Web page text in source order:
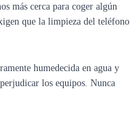
más cerca para coger algún
que la limpieza del teléfono
humedecida en agua y
los equipos. Nunca